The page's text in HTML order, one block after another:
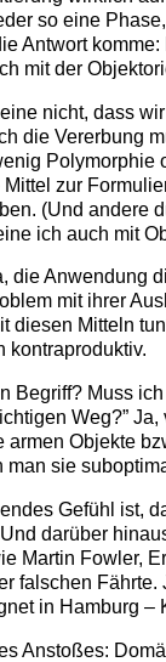
so eine
Antwort
mit der
nicht, dass
die Vererbung
Polymorphie
zur
(Und andere
ich auch mit
die Anwendung
mit ihrer
diesen Mitteln
kontraproduktiv.
Begriff? Muss
Weg?”
armen Objekte
man sie
Gefühl ist,
darüber
Martin Fowler,
falschen Fährte.
in Hamburg –
Anstoßes: